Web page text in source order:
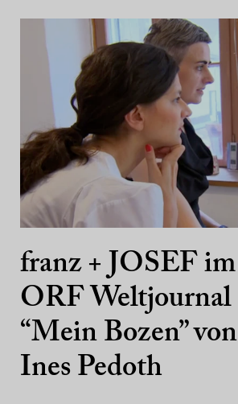
franz + JOSEF im
ORF Weltjournal
“Mein Bozen” von
Ines Pedoth